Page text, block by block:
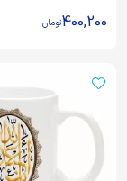
400,200تومان